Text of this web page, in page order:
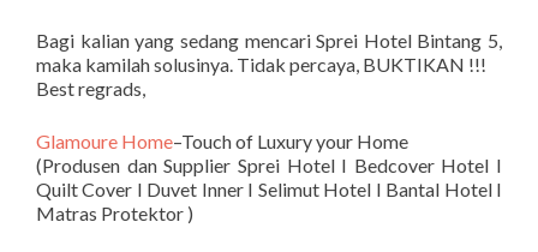
Bagi kalian yang sedang mencari Sprei Hotel Bintang 5,
maka kamilah solusinya. Tidak percaya, BUKTIKAN !!!
Best regrads,
Glamoure Home–Touch of Luxury your Home
(Produsen dan Supplier Sprei Hotel I Bedcover Hotel I
Quilt Cover I Duvet Inner I Selimut Hotel I Bantal Hotel I
Matras Protektor )